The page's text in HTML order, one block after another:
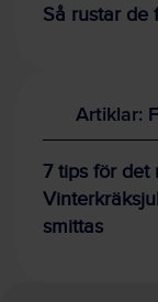
Så rustar de
Artiklar:
7 tips för det
smittas